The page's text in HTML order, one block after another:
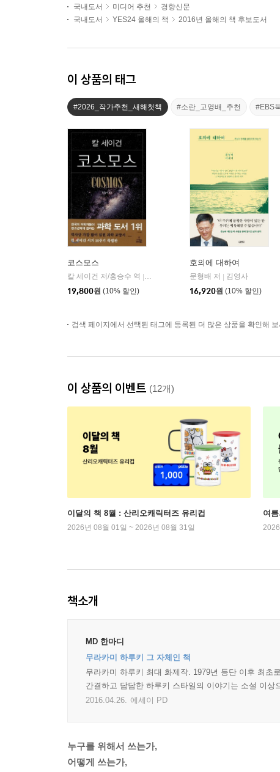
국내도서
미디어 추천
경향신문
국내도서
YES24 올해의 책 2016년 올해의 책 후보도서
이 상품의 태그
#2026_작가추천_새해첫책 #소란_고영배_추천 #EBS
코스모스
칼 세이건 저/홍승수 역
사이언스북스
19,800원 (10% 할인)
호의에 대하여
문형배 저
김영사
16,920원 (10% 할인)
검색 페이지에서 선택된 태그에 등록된 더 많은 상품을 확인해
이 상품의 이벤트 (12개)
이달의 책 8월 : 산리오캐릭터즈 유리컵
2026년 08월 01일 ~ 2026년 08월 31일
여
책소개
MD 한마디
무라카미 하루키 그 자체인 책
무라카미 하루키 최대 화제작. 1979년 등단 이후 최초
간결하고 담담한 하루키 스타일의 이야기는 소설 이
2016.04.26. 에세이 PD
누구를 위해서 쓰는가,
어떻게 쓰는가,